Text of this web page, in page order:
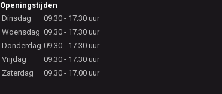
Openingstijden
Dinsdag
09.30 - 17.30 uur
Woensdag 09.30 - 17.30 uur
Donderdag 09.30 - 17.30 uur
Vrijdag
09.30 - 17.30 uur
Zaterdag
09.30 - 17.00 uur